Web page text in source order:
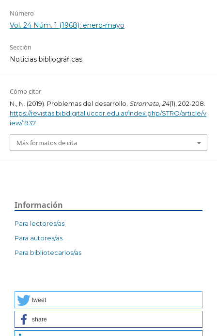
Número
Vol. 24 Núm. 1 (1968): enero-mayo
Sección
Noticias bibliográficas
Cómo citar
N., N. (2019). Problemas del desarrollo. Stromata,24(1), 202-208.
https://revistas.bibdigital.uccor.edu.ar/index.php/STRO/article/v
iew/1937
Más formatos de cita
Información
Para lectores/as
Para autores/as
Para bibliotecarios/as
tweet
share